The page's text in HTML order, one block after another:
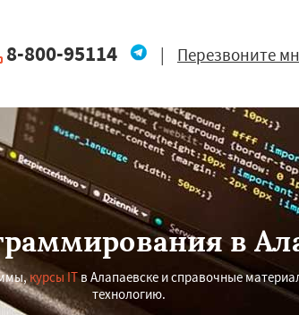
8-800-95114 | Перезвоните
в
курсы ITв Алапаевске и справочные
технологию.